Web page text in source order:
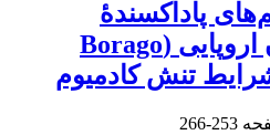
پاداکسندۀ
گیاهچه‌های گاوزبان اروپایی (Borago
253-266